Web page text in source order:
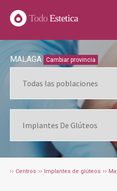
TodoEstetica
MALAGA Cambiar provincia
Centros Implantes de glúteos